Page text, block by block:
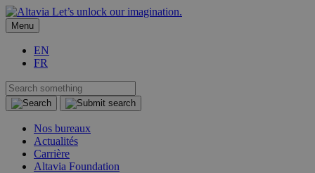
Let’s unlock our imagination.
Menu
EN
FR
Nos bureaux
Actualités
Carrière
Altavia Foundation